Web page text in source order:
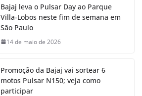
Bajaj leva o Pulsar Day ao Parque
Villa-Lobos neste fim de semana em
São Paulo
14 de maio de 2026
Promoção da Bajaj vai sortear 6
motos Pulsar N150; veja como
participar